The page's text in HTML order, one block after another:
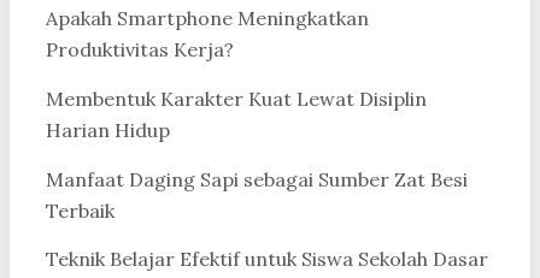
Apakah Smartphone Meningkatkan
Produktivitas Kerja?
Membentuk Karakter Kuat Lewat Disiplin
Harian Hidup
Manfaat Daging Sapi sebagai Sumber Zat Besi
Terbaik
Teknik Belajar Efektif untuk Siswa Sekolah Dasar